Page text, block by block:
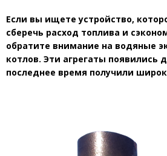
Если вы ищете устройство,
сберечь расход топлива и
обратите внимание на водяные
котлов. Эти агрегаты появились
последнее время получили